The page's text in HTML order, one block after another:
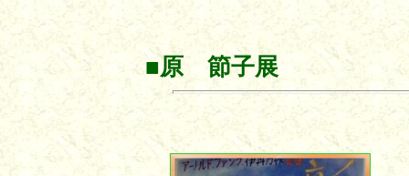
■原 節子展